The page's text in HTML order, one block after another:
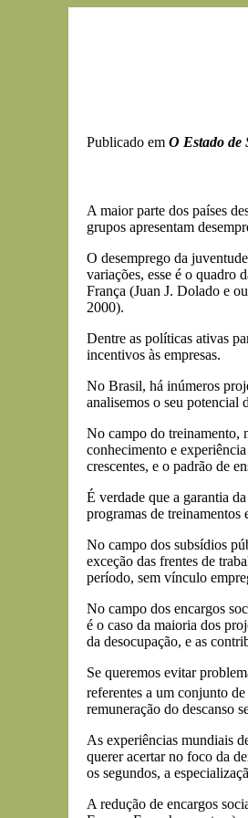
Publicado em O Estado de
A maior parte dos países
grupos apresentam
O desemprego da
variações, esse é o quadro
França (Juan J. Dolado e
2000).
Dentre as políticas ativas
incentivos às empresas.
No Brasil, há inúmeros
analisemos o seu potencial
No campo do treinamento,
conhecimento e
crescentes, e o padrão de
É verdade que a garantia
programas de treinamentos
No campo dos subsídios
exceção das frentes de
período, sem vínculo
No campo dos encargos
é o caso da maioria dos
da desocupação, e as
Se queremos evitar
referentes a um conjunto
remuneração do descanso
As experiências mundiais
querer acertar no foco da
os segundos, a
A redução de encargos